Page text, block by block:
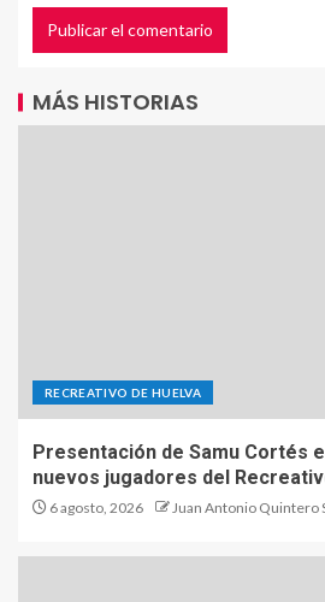
MÁS HISTORIAS
RECREATIVO DE HUELVA
Presentación de Samu Cortés
nuevos jugadores del
6 agosto, 2026 Juan Antonio Quintero